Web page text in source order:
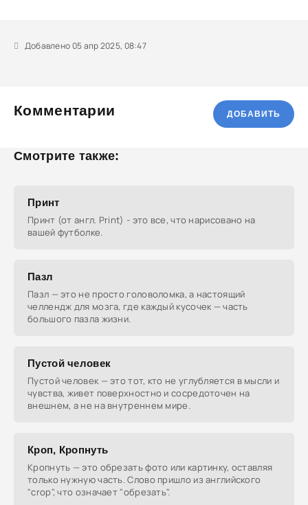
Добавлено 05 апр 2025, 08:47
Комментарии ДОБАВИТЬ
Смотрите также:
Принт
Принт (от англ. Print) - это все, что нарисовано на
вашей футболке.
Пазл
Пазл — это не просто головоломка, а настоящий
челлендж для мозга, где каждый кусочек — часть
большого пазла жизни.
Пустой человек
Пустой человек — это тот, кто не углубляется в мысли и
чувства, живет поверхностно и сосредоточен на
внешнем, а не на внутреннем мире.
Кроп, Кропнуть
Кропнуть — это обрезать фото или картинку, оставляя
только нужную часть. Слово пришло из английского
"crop", что означает "обрезать".